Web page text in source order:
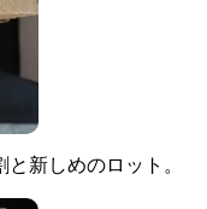
と新しめのロット。